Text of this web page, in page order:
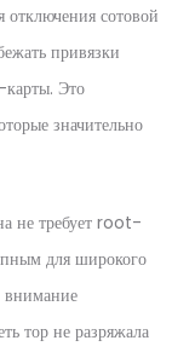
отключения сотовой
привязки
Это
значительно
не требует root-
для широкого
внимание
тор не разряжала